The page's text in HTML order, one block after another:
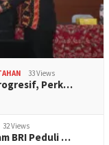
33 Views
Perk…
32 Views
BRI Peduli …